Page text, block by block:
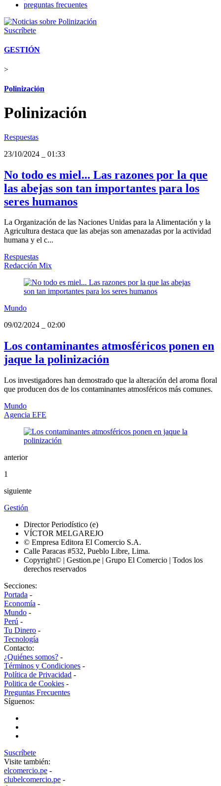
preguntas frecuentes
Suscríbete
GESTIÓN
>
Polinización
Polinización
Respuestas
23/10/2024
01:33
No todo es miel... Las razones por la que
las abejas son tan importantes para los
seres humanos
La Organización de las Naciones Unidas para la Alimentación y la
Agricultura destaca que las abejas son amenazadas por la actividad
humana y el c...
Respuestas
Redacción Mix
Mundo
09/02/2024
02:00
Los contaminantes atmosféricos ponen en
jaque la polinización
Los investigadores han demostrado que la alteración del aroma floral
que producen dos de los contaminantes atmosféricos más comunes.
Mundo
Agencia EFE
anterior
1
siguiente
Gestión
Director Periodístico (e)
VÍCTOR MELGAREJO
© Empresa Editora El Comercio S.A.
Calle Paracas #532, Pueblo Libre, Lima.
Copyright© | Gestion.pe | Grupo El Comercio | Todos los
derechos reservados
Secciones:
Portada -
Economía -
Mundo -
Perú -
Tu Dinero -
Tecnología
Contacto:
¿Quiénes somos? -
Términos y Condiciones -
Política de Privacidad -
Politica de Cookies -
Preguntas Frecuentes
Síguenos:
Suscríbete
Visite también:
elcomercio.pe -
clubelcomercio.pe -